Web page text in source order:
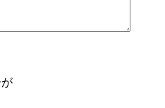
が